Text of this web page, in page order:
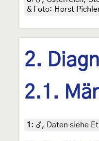
& Foto: Horst
2.
2.1.
1 : ♂, Daten siehe